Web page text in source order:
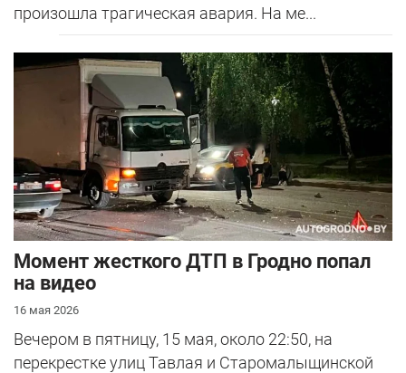
произошла трагическая авария. На ме...
Момент жесткого ДТП в Гродно попал
на видео
16 мая 2026
Вечером в пятницу, 15 мая, около 22:50, на
перекрестке улиц Тавлая и Старомалыщинской